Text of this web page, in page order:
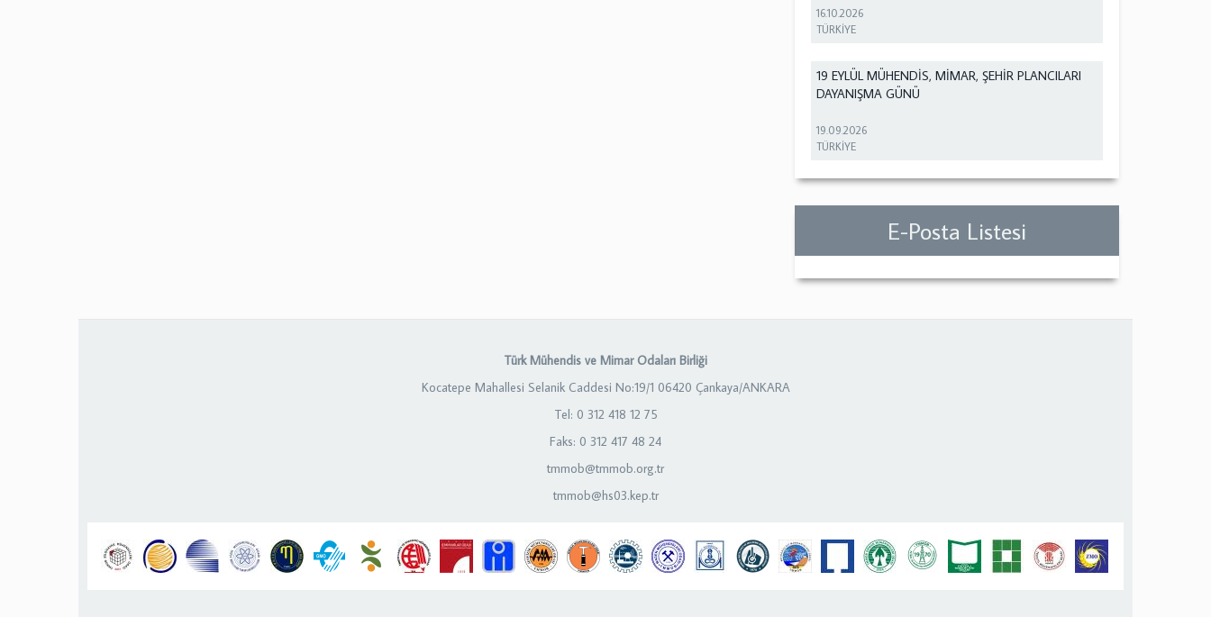
16.10.2026
TÜRKİYE
19 EYLÜL MÜHENDİS, MİMAR, ŞEHİR PLANCILARI
DAYANIŞMA GÜNÜ
19.09.2026
TÜRKİYE
E-Posta Listesi
Türk Mühendis ve Mimar Odaları Birliği
Kocatepe Mahallesi Selanik Caddesi No:19/1 06420 Çankaya/ANKARA
Tel: 0 312 418 12 75
Faks: 0 312 417 48 24
tmmob@tmmob.org.tr
tmmob@hs03.kep.tr